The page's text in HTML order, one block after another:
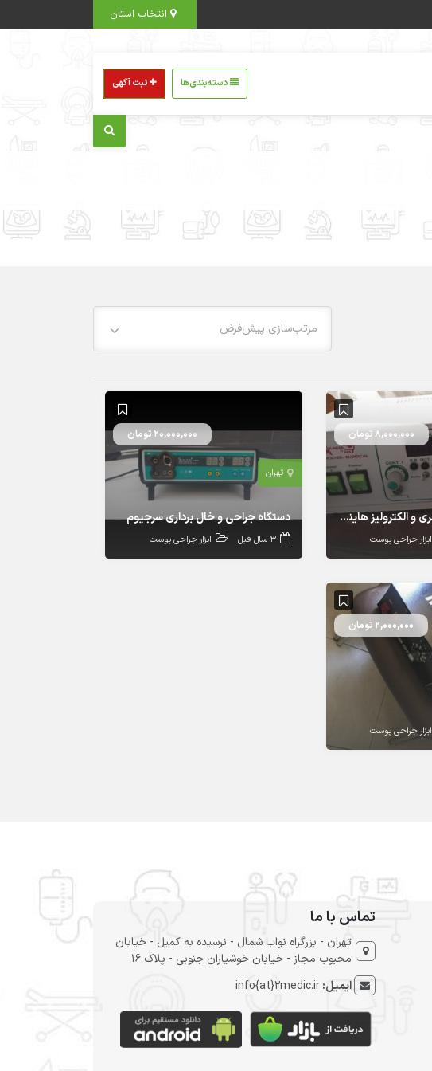
دسته‌بندی‌ها ثبت آگهی
مرتب‌سازی پیش‌فرض
8,000,000 تومان
دستگاه الکتروسرجری و الکترولیز هاینس (HI-NESS)
ابزار جراحی پوست
تهران
20,000,000 تومان
دستگاه جراحی و خال برداری سرجیوم
3 سال قبل ابزار جراحی پوست
2,000,000 تومان
ابزار جراحی پوست
تماس با ما
تهران - بزرگراه نواب شمال - نرسیده به کمیل - خیابان
محبوب مجاز - خیابان خوشیاران جنوبی - پلاک 16
ایمیل:info{at}2medic.ir